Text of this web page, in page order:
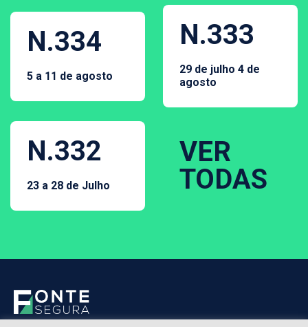
N.334
5 a 11 de agosto
N.333
29 de julho 4 de
agosto
N.332
23 a 28 de Julho
VER
TODAS